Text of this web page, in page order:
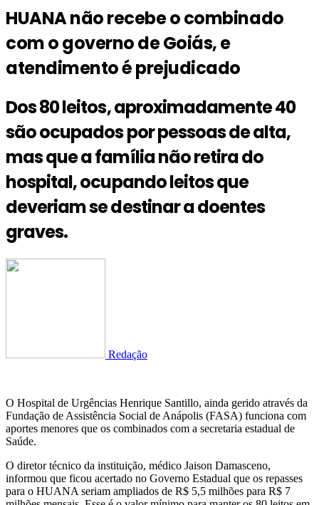
HUANA não recebe o combinado
com o governo de Goiás, e
atendimento é prejudicado
Dos 80 leitos, aproximadamente 40
são ocupados por pessoas de alta,
mas que a família não retira do
hospital, ocupando leitos que
deveriam se destinar a doentes
graves.
Redação
O Hospital de Urgências Henrique Santillo, ainda gerido através da
Fundação de Assistência Social de Anápolis (FASA) funciona com
aportes menores que os combinados com a secretaria estadual de
Saúde.
O diretor técnico da instituição, médico Jaison Damasceno,
informou que ficou acertado no Governo Estadual que os repasses
para o HUANA seriam ampliados de R$ 5,5 milhões para R$ 7